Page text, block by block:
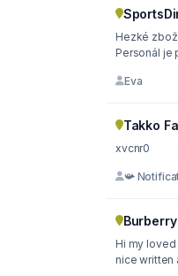
Hezké
Personál je
Eva
Takko
xvcnr0
📯
Hi my
nice